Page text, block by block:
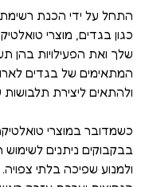
התחל על ידי הכנת
כגון בגדים, מוצרי
שלך ואת הפעילויות בהן
המתאימים של בגדים
ולהתאים ליצירת תלבושות
כשמדובר במוצרי
בבקבוקים ניתנים
ולמנוע שפיכה בלתי